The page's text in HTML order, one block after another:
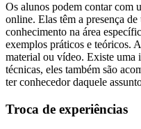
Os alunos podem contar com
online. Elas têm a presença
conhecimento na área
exemplos práticos e teóricos.
material ou vídeo. Existe uma
técnicas, eles também são
ter conhecedor daquele
Troca de experiências